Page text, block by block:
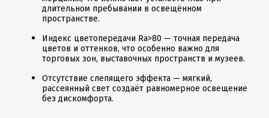
длительном пребывании в освещённом
пространстве.
Индекс цветопередачи Ra>80 — точная передача
цветов и оттенков, что особенно важно для
торговых зон, выставочных пространств и музеев.
Отсутствие слепящего эффекта — мягкий,
рассеянный свет создаёт равномерное освещение
без дискомфорта.